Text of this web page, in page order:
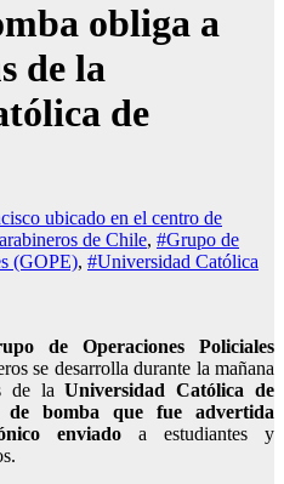
obliga a
de la
de
ubicado en el centro de
de Chile, #Grupo de
(GOPE), #Universidad Católica
de Operaciones Policiales
se desarrolla durante la mañana
de laUniversidad Católica de
de bomba que fue advertida
enviado a estudiantes y